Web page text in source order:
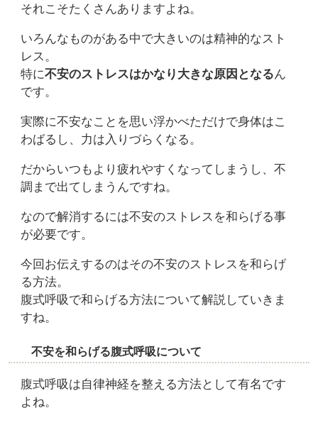
それこそたくさんありますよね。
いろんなものがある中で大きいのは精神的なスト
レス。
特に不安のストレスはかなり大きな原因となるん
です。
実際に不安なことを思い浮かべただけで身体はこ
わばるし、力は入りづらくなる。
だからいつもより疲れやすくなってしまうし、不
調まで出てしまうんですね。
なので解消するには不安のストレスを和らげる事
が必要です。
今回お伝えするのはその不安のストレスを和らげ
る方法。
腹式呼吸で和らげる方法について解説していきま
すね。
不安を和らげる腹式呼吸について
腹式呼吸は自律神経を整える方法として有名です
よね。